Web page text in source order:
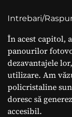
Intrebari/
În acest capitol,
panourilor
dezavantajele
utilizare. Am
policristaline
doresc să
accesibil.